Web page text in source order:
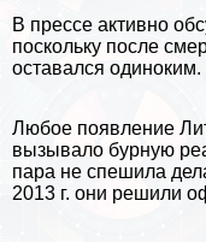
В прессе активно
поскольку после
оставался одиноким.
Любое появление
вызывало бурную
пара не спешила
2013 г. они решили